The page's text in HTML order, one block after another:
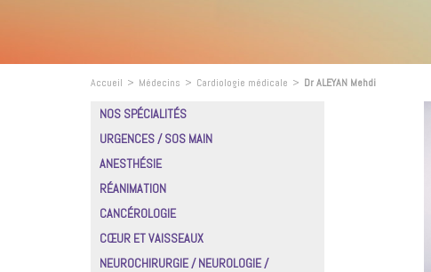
Accueil > Médecins > Cardiologie médicale > Dr ALEYAN Mehdi
NOS SPÉCIALITÉS
URGENCES / SOS MAIN
ANESTHÉSIE
RÉANIMATION
CANCÉROLOGIE
CŒUR ET VAISSEAUX
NEUROCHIRURGIE / NEUROLOGIE /